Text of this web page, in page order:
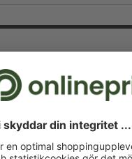
och
Vi kommer att hålla